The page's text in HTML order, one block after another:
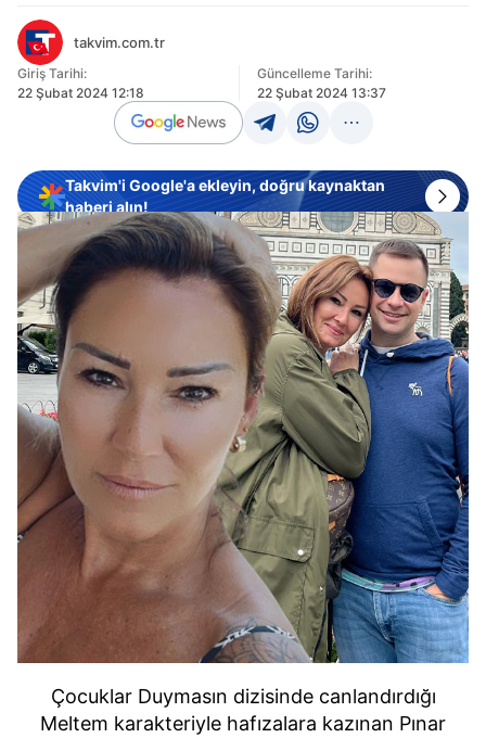
takvim.com.tr
Giriş Tarihi:
22 Şubat 2024 12:18
Güncelleme Tarihi:
22 Şubat 2024 13:37
Takvim'i Google'a ekleyin, doğru kaynaktan
haberi alın!
Çocuklar Duymasın dizisinde canlandırdığı
Meltem karakteriyle hafızalara kazınan Pınar